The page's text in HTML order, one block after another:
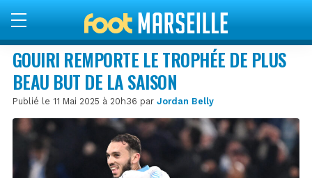
GOUIRI REMPORTE LE TROPHÉE DE PLUS
BEAU BUT DE LA SAISON
Publié le 11 Mai 2025 à 20h36 par Jordan Belly